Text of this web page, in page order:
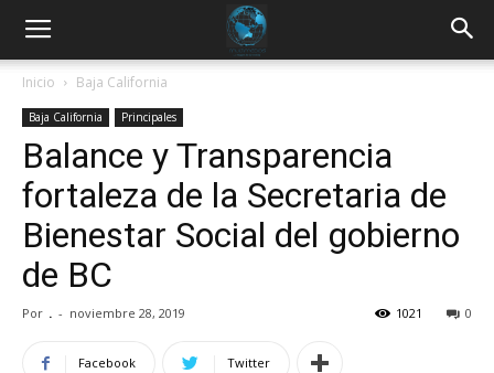
Inicio Baja California
Baja California Principales
Balance y Transparencia
fortaleza de la Secretaria de
Bienestar Social del gobierno
de BC
Por . - noviembre 28, 2019 0
1021
Facebook Twitter